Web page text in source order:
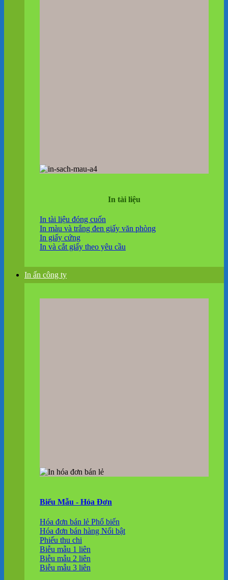
In tài liệu
In tài liệu đóng cuốn
In màu và trắng đen giấy văn phòng
In giấy cứng
In và cắt giấy theo yêu cầu
In ấn công ty
Biểu Mẫu - Hóa Đơn
Hóa đơn bán lẻ
Hóa đơn bán hàng
Phiếu thu chi
Biễu mẫu 1 liên
Biễu mẫu 2 liên
Biễu mẫu 3 liên